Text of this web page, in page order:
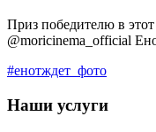
Приз победителю в этот
@moricinema_official
#енотждет_фото
Наши услуги